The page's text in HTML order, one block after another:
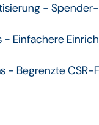
-
Einfachere
- Begrenzte CSR-